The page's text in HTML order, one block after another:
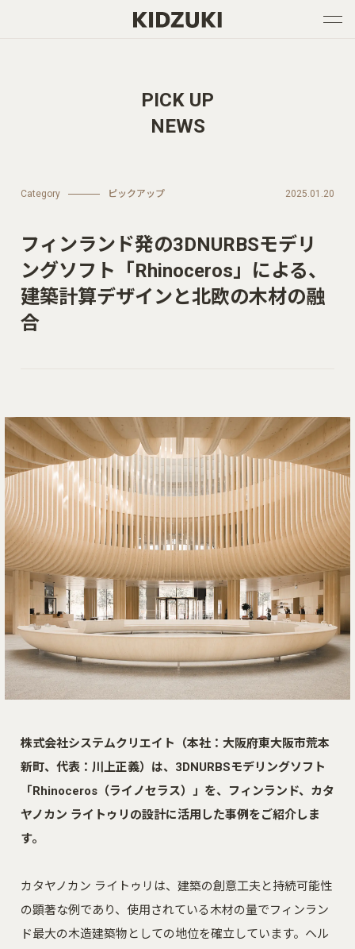
PICK UP
NEWS
Category ピックアップ 2025.01.20
フィンランド発の3DNURBSモデリ
ングソフト「Rhinoceros」による、
建築計算デザインと北欧の木材の融
合
株式会社システムクリエイト
（本社：大阪府東大阪市荒本
新町、代表：川上正義）は、3DNURBSモデリングソフト
「Rhinoceros （ライノセラス）」を、フィンランド、カタ
ヤノカン ライトゥリの設計に活用した事例をご紹介しま
す。
カタヤノカン ライトゥリは、建築の創意工夫と持続可能性
の顕著な例であり、使用されている木材の量でフィンラン
ド最大の木造建築物としての地位を確立しています。ヘル